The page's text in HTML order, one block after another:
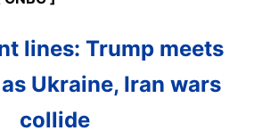
lines: Trump meets
Ukraine, Iran wars
collide